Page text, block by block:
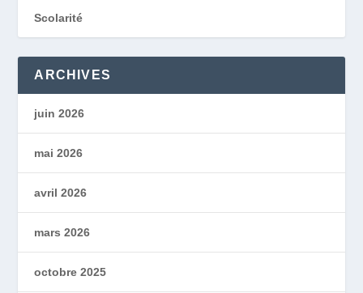
Scolarité
ARCHIVES
juin 2026
mai 2026
avril 2026
mars 2026
octobre 2025